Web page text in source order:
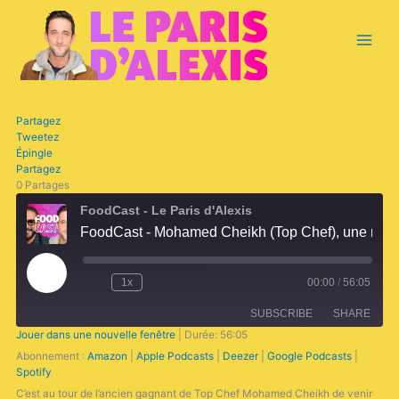
Menu
Partagez
Tweetez
Épingle
Partagez
0 Partages
FoodCast - Le Paris d'Alexis
Play
Episode
Rewind
10
Seconds
1x
Fast
Forward
30
seconds
00:00 / 56:05
SUBSCRIBE SHARE
Apple Podcasts
Deezer Google Podcasts
SHARE
Jouer dans une nouvelle fenêtre
Durée: 56:05
Abonnement :Amazon |Apple Podcasts Deezer |Google Podcasts
Spotify
C’est au tour de l’ancien gagnant de Top Chef Mohamed Cheikh de venir